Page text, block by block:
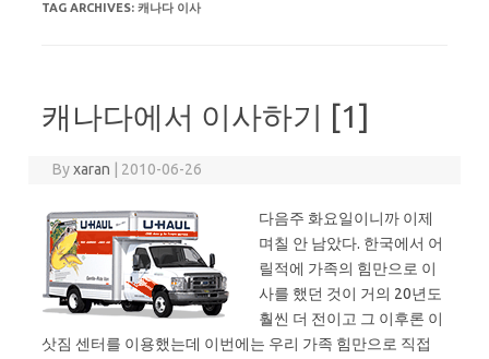
TAG ARCHIVES: 캐나다 이사
캐나다에서 이사하기 [1]
Byxaran 2010-06-26
다음주 화요일이니까 이제
며칠 안 남았다. 한국에서 어
릴적에 가족의 힘만으로 이
사를 했던 것이 거의 20년도
훨씬 더 전이고 그 이후론 이
삿짐 센터를 이용했는데 이번에는 우리 가족 힘만으로 직접